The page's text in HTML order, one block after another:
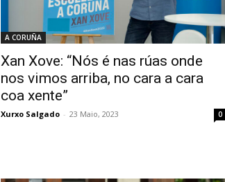
A CORUÑA
Xan Xove: “Nós é nas rúas onde
nos vimos arriba, no cara a cara
coa xente”
Xurxo Salgado - 23 Maio, 2023 0